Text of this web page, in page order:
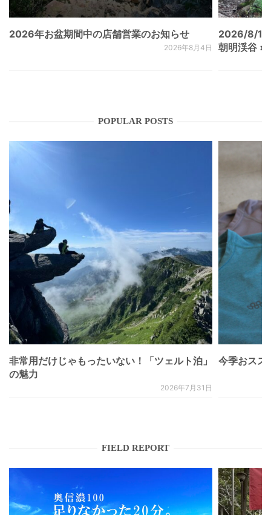
2026年お盆期間中の店舗営業のお知らせ
2026年8月4日
2026/8/
朝明渓谷 ×
POPULAR POSTS
非常用だけじゃもったいない！「ツェルト泊」
の魅力
2026年7月31日
今季おスス
FIELD REPORT